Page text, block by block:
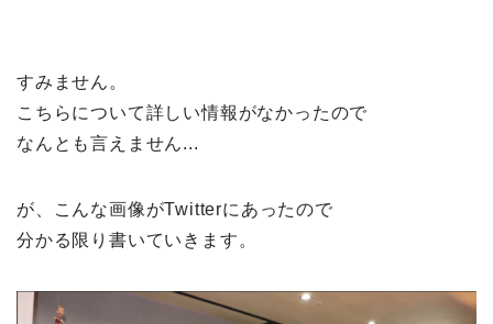
すみません。
こちらについて詳しい情報がなかったので
なんとも言えません...
が、こんな画像がTwitterにあったので
分かる限り書いていきます。